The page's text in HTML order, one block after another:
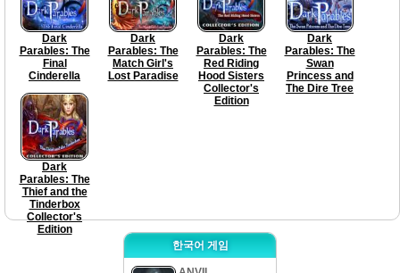
Dark
Parables: The
Final
Cinderella
Dark
Parables: The
Match Girl's
Lost Paradise
Dark
Parables: The
Red Riding
Hood Sisters
Collector's
Edition
Dark
Parables: The
Swan
Princess and
The Dire Tree
Dark
Parables: The
Thief and the
Tinderbox
Collector's
Edition
한국어 게임